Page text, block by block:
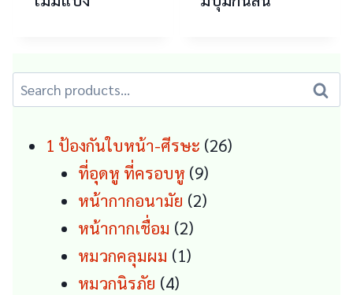
Search
for:
Search
1 ป้องกันใบหน้า-ศีรษะ 2626
ที่อุดหู ที่ครอบหู 99
products
หน้ากากอนามัย 22
หน้ากากเชื่อม 22
products
หมวกคลุมผม 11
หมวกนิรภัย 44